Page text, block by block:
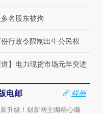
名股东被拘
行政令限制出生公民权
道】电力现货市场元年突进
电邮
样例
升级！财新网主编精心编